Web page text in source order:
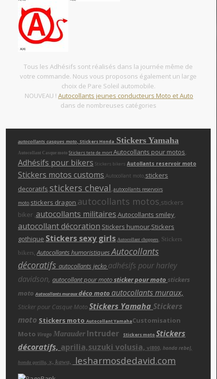
Tous les Adhésifs sont réalisés dans la journée même de
votre commande. Nous vous proposons également un large
choix de Pare Soleil automobile.
NOUVEAU ! Autocollants jeunes conducteurs Moto et Auto
dans de nombreuses catégories
autocollants casques moto , Stickers Honda Stickers Yamaha
Autocollant Casque moto Stickers tete de mortAutocollants pour motos
Adhésifs pour bikers Stickers bikers Autollants reservoir moto
Stickers motos customs Autocollant moto stickers
decoratifs stickers cheval,autocollants reservoirs
moto stickers dragon autocollants motos ,stickers
biker , autocollants militaires Autocollants smiley
autocollant décoration Stickers humour ,Stickers
gothique Stickers sexy girls Autocollant choppers
Stickers
bikers Autocollants humoristiquesAutocollants
décoratifs autocollants jecko adhésifs pour harley
davidson, autocollant pour motosticker pour moto stickers
moto Autocollants murauxdéco moto autocollants muraux,
Sticker pour Casque MotoStickers Yamaha Stickers
moto Stickers moto Autocollant YamahaCustomisation
Moto Virago Marauder Intruder Stickers moto Stickers
décoratifs, aprilia,suzuki volusia, vl800, honda rebel,
honda gorilla, x, kawa, lesharmosdedavid.com